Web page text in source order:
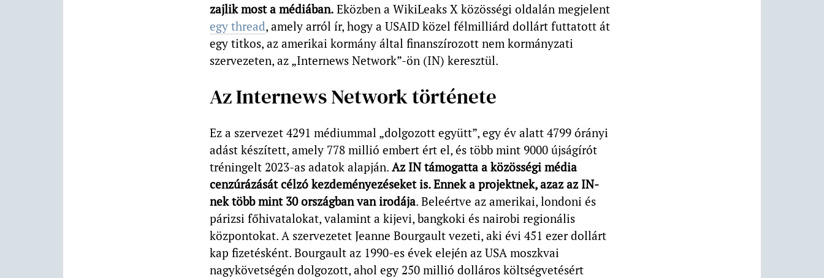
zajlik most a médiában. Eközben a WikiLeaks X közösségi oldalán megjelent
egy thread, amely arról ír, hogy a USAID közel félmilliárd dollárt futtatott át
egy titkos, az amerikai kormány által finanszírozott nem kormányzati
szervezeten, az „Internews Network”-ön (IN) keresztül.
Az Internews Network története
Ez a szervezet 4291 médiummal „dolgozott együtt”, egy év alatt 4799 órányi
adást készített, amely 778 millió embert ért el, és több mint 9000 újságírót
tréningelt 2023-as adatok alapján. Az IN támogatta a közösségi média
cenzúrázását célzó kezdeményezéseket is. Ennek a projektnek, azaz az IN-
nek több mint 30 országban van irodája. Beleértve az amerikai, londoni és
párizsi főhivatalokat, valamint a kijevi, bangkoki és nairobi regionális
központokat. A szervezetet Jeanne Bourgault vezeti, aki évi 451 ezer dollárt
kap fizetésként. Bourgault az 1990-es évek elején az USA moszkvai
nagykövetségén dolgozott, ahol egy 250 millió dolláros költségvetésért